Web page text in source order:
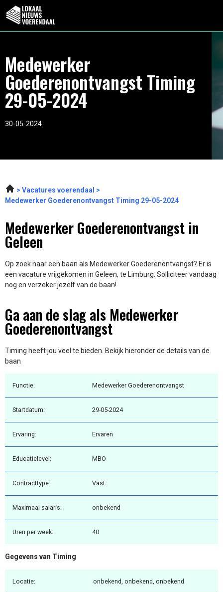
Medewerker
Goederenontvangst Timing
29-05-2024
30-05-2024
Vacatures voerendaal
Medewerker Goederenontvangst Timing 29-05-2024
Medewerker Goederenontvangst in
Geleen
Op zoek naar een baan als Medewerker Goederenontvangst? Er is
een vacature vrijgekomen in Geleen, te Limburg. Solliciteer vandaag
nog en verzeker jezelf van de baan!
Ga aan de slag als Medewerker
Goederenontvangst
Timing heeft jou veel te bieden. Bekijk hieronder de details van de
baan
Functie: Medewerker Goederenontvangst
Startdatum: 29-05-2024
Ervaring: Ervaren
Educatielevel: MBO
Contracttype: Vast
Maximaal salaris: onbekend
Uren per week: 40
Gegevens van Timing
Locatie: onbekend, onbekend, onbekend